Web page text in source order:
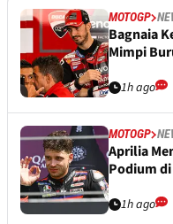
MOTOGP
Bagnaia
Mimpi
1h ago
MOTOGP
Aprilia
Podium
1h ago